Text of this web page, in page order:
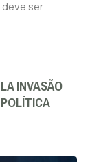
ser
INVASÃO